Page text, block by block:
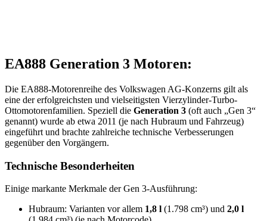
EA888 Generation 3 Motoren:
Die EA888-Motorenreihe des Volkswagen AG-Konzerns gilt als
eine der erfolgreichsten und vielseitigsten Vierzylinder-Turbo-
Ottomotorenfamilien. Speziell die Generation 3 (oft auch „Gen 3“
genannt) wurde ab etwa 2011 (je nach Hubraum und Fahrzeug)
eingeführt und brachte zahlreiche technische Verbesserungen
gegenüber den Vorgängern.
Technische Besonderheiten
Einige markante Merkmale der Gen 3-Ausführung:
Hubraum: Varianten vor allem 1,8 l (1.798 cm³) und 2,0 l